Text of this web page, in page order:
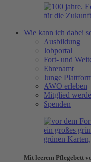
Wie kann ich dabei
Ausbildung
Jobportal
Fort- und
Ehrenamt
Junge
AWO erleben
Mitglied
Spenden
Mit leerem Pflegebett